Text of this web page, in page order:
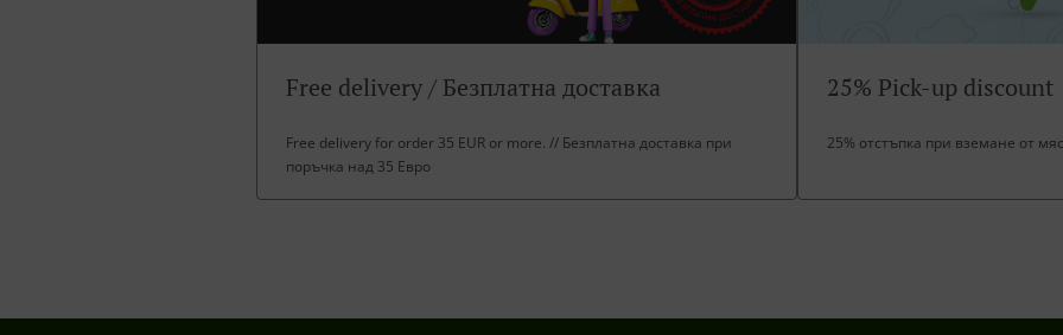
Free delivery / Безплатна доставка
Free delivery for order 35 EUR or more. // Безплатна доставка при
поръчка над 35 Евро
25% Pick-up discount
25% отстъпка при вземане от